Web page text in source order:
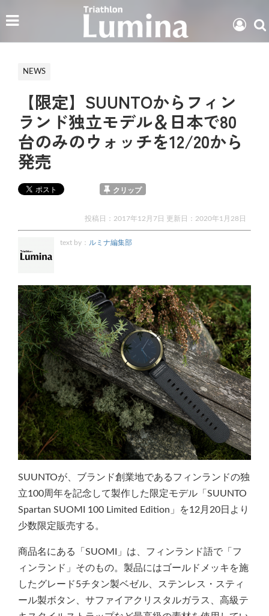
NEWS
【限定】SUUNTOからフィン
ランド独立モデル＆日本で80
台のみのウォッチを12/20から
発売
クリップ
投稿日：2017年12月7日 更新日： 2020年1月28日
text by： ルミナ編集部
SUUNTOが、ブランド創業地であるフィンランドの独
立100周年を記念して製作した限定モデル「SUUNTO
Spartan SUOMI 100 Limited Edition」を12月20日より
少数限定販売する。
商品名にある「SUOMI」は、フィンランド語で「フ
ィンランド」そのもの。製品にはゴールドメッキを施
したグレード5チタン製ベゼル、ステンレス・スティ
ール製ボタン、サファイアクリスタルガラス、高級テ